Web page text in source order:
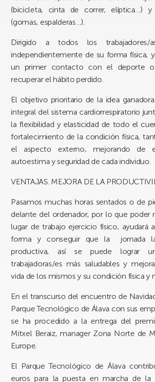
(bicicleta, cinta de correr, elíptica…)
(gomas, espalderas…).
Dirigido a todos los trabajadores/
independientemente de su forma física,
un primer contacto con el deporte
recuperar el hábito perdido.
El objetivo prioritario de la idea
integral del sistema cardiorrespiratorio
la flexibilidad y elasticidad de todo el
fortalecimiento de la condición física,
el aspecto externo, mejorando de
autoestima y seguridad de cada individuo.
VENTAJAS. MEJORA DE LA
Pasamos muchas horas sentados o de
delante del ordenador, por lo que poder
lugar de trabajo ejercicio físico, ayudará
forma y conseguir que la jornada
productiva, así se puede lograr
trabajadoras/es más saludables y
vida de los mismos y su condición física y
En el transcurso del encuentro de
Parque Tecnológico de Álava con sus
se ha procedido a la entrega del
Mitxel Beraiz, manager Zona Norte de
Europe.
El Parque Tecnológico de Álava
euros para la puesta en marcha de la